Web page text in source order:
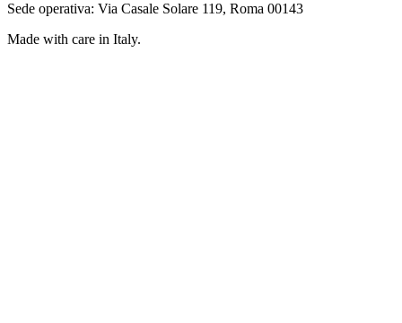
Sede operativa: Via Casale Solare 119, Roma 00143
Made with care in Italy.